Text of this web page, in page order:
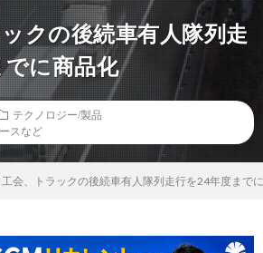
クの後続車有人隊列走
に商品化
テクノロジー/製品
スなど
工会、トラックの後続車有人隊列走行を24年度まで